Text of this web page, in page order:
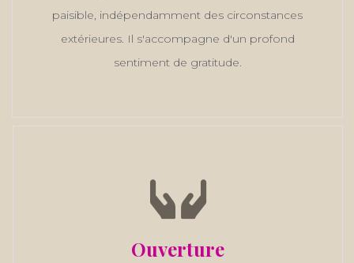
paisible, indépendamment des circonstances
extérieures. Il s'accompagne d'un profond
sentiment de gratitude.
Ouverture